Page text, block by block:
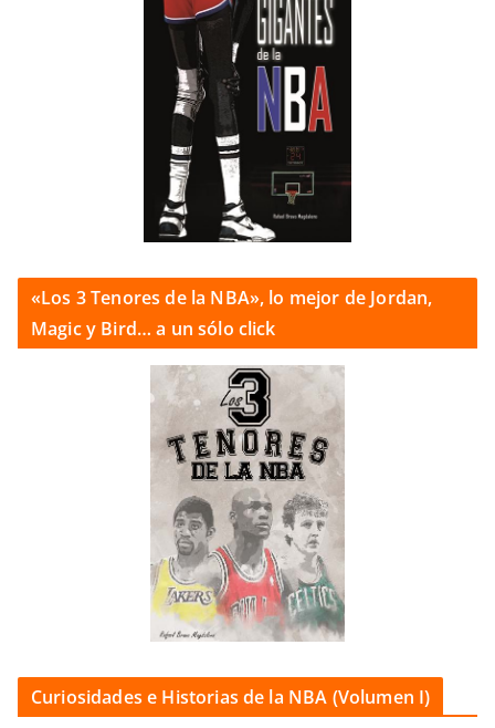
«Los 3 Tenores de la NBA», lo mejor de Jordan,
Magic y Bird… a un sólo click
Curiosidades e Historias de la NBA (Volumen I)